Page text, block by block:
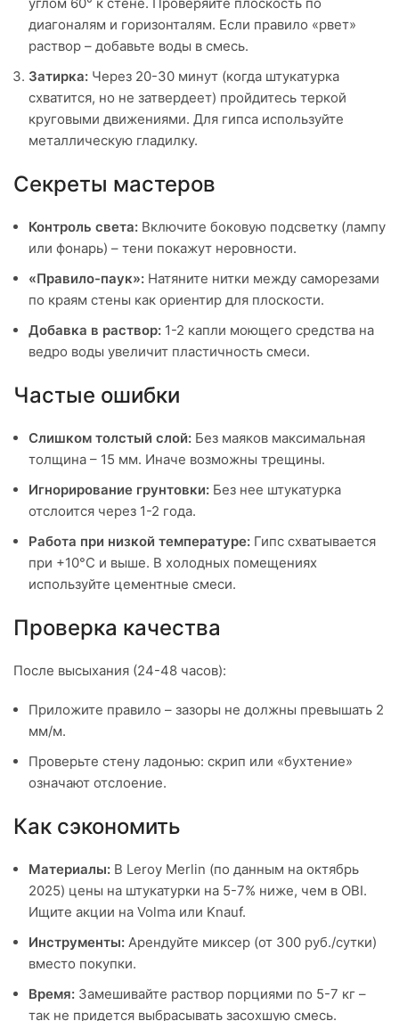
диагоналям и горизонталям. Если правило «рвет»
раствор – добавьте воды в смесь.
Затирка: Через 20-30 минут (когда штукатурка
схватится, но не затвердеет) пройдитесь теркой
круговыми движениями. Для гипса используйте
металлическую гладилку.
Секреты мастеров
Контроль света: Включите боковую подсветку (лампу
или фонарь) – тени покажут неровности.
«Правило-паук»: Натяните нитки между саморезами
по краям стены как ориентир для плоскости.
Добавка в раствор: 1-2 капли моющего средства на
ведро воды увеличит пластичность смеси.
Частые ошибки
Слишком толстый слой: Без маяков максимальная
толщина – 15 мм. Иначе возможны трещины.
Игнорирование грунтовки: Без нее штукатурка
отслоится через 1-2 года.
Работа при низкой температуре: Гипс схватывается
при +10°C и выше. В холодных помещениях
используйте цементные смеси.
Проверка качества
После высыхания (24-48 часов):
Приложите правило – зазоры не должны превышать 2
мм/м.
Проверьте стену ладонью: скрип или «бухтение»
означают отслоение.
Как сэкономить
Материалы: В Leroy Merlin (по данным на октябрь
2025) цены на штукатурки на 5-7% ниже, чем в OBI.
Ищите акции на Volma или Knauf.
Инструменты: Арендуйте миксер (от 300 руб./сутки)
вместо покупки.
Время: Замешивайте раствор порциями по 5-7 кг –
так не придется выбрасывать засохшую смесь.